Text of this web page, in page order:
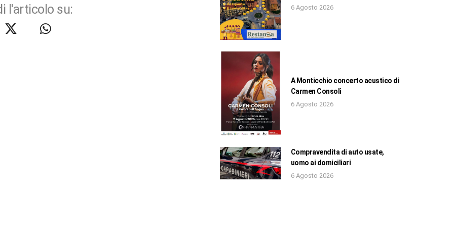
l'articolo su: 6 Agosto 2026
A Monticchio concerto acustico di
Carmen Consoli
6 Agosto 2026
Compravendita di auto usate,
uomo ai domiciliari
6 Agosto 2026